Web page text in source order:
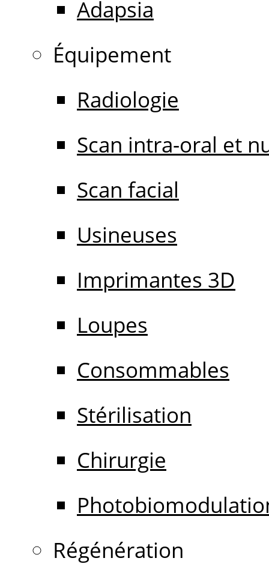
Adapsia
Équipement
Radiologie
Scan intra-oral et
Scan facial
Usineuses
Imprimantes 3D
Loupes
Consommables
Stérilisation
Chirurgie
Régénération